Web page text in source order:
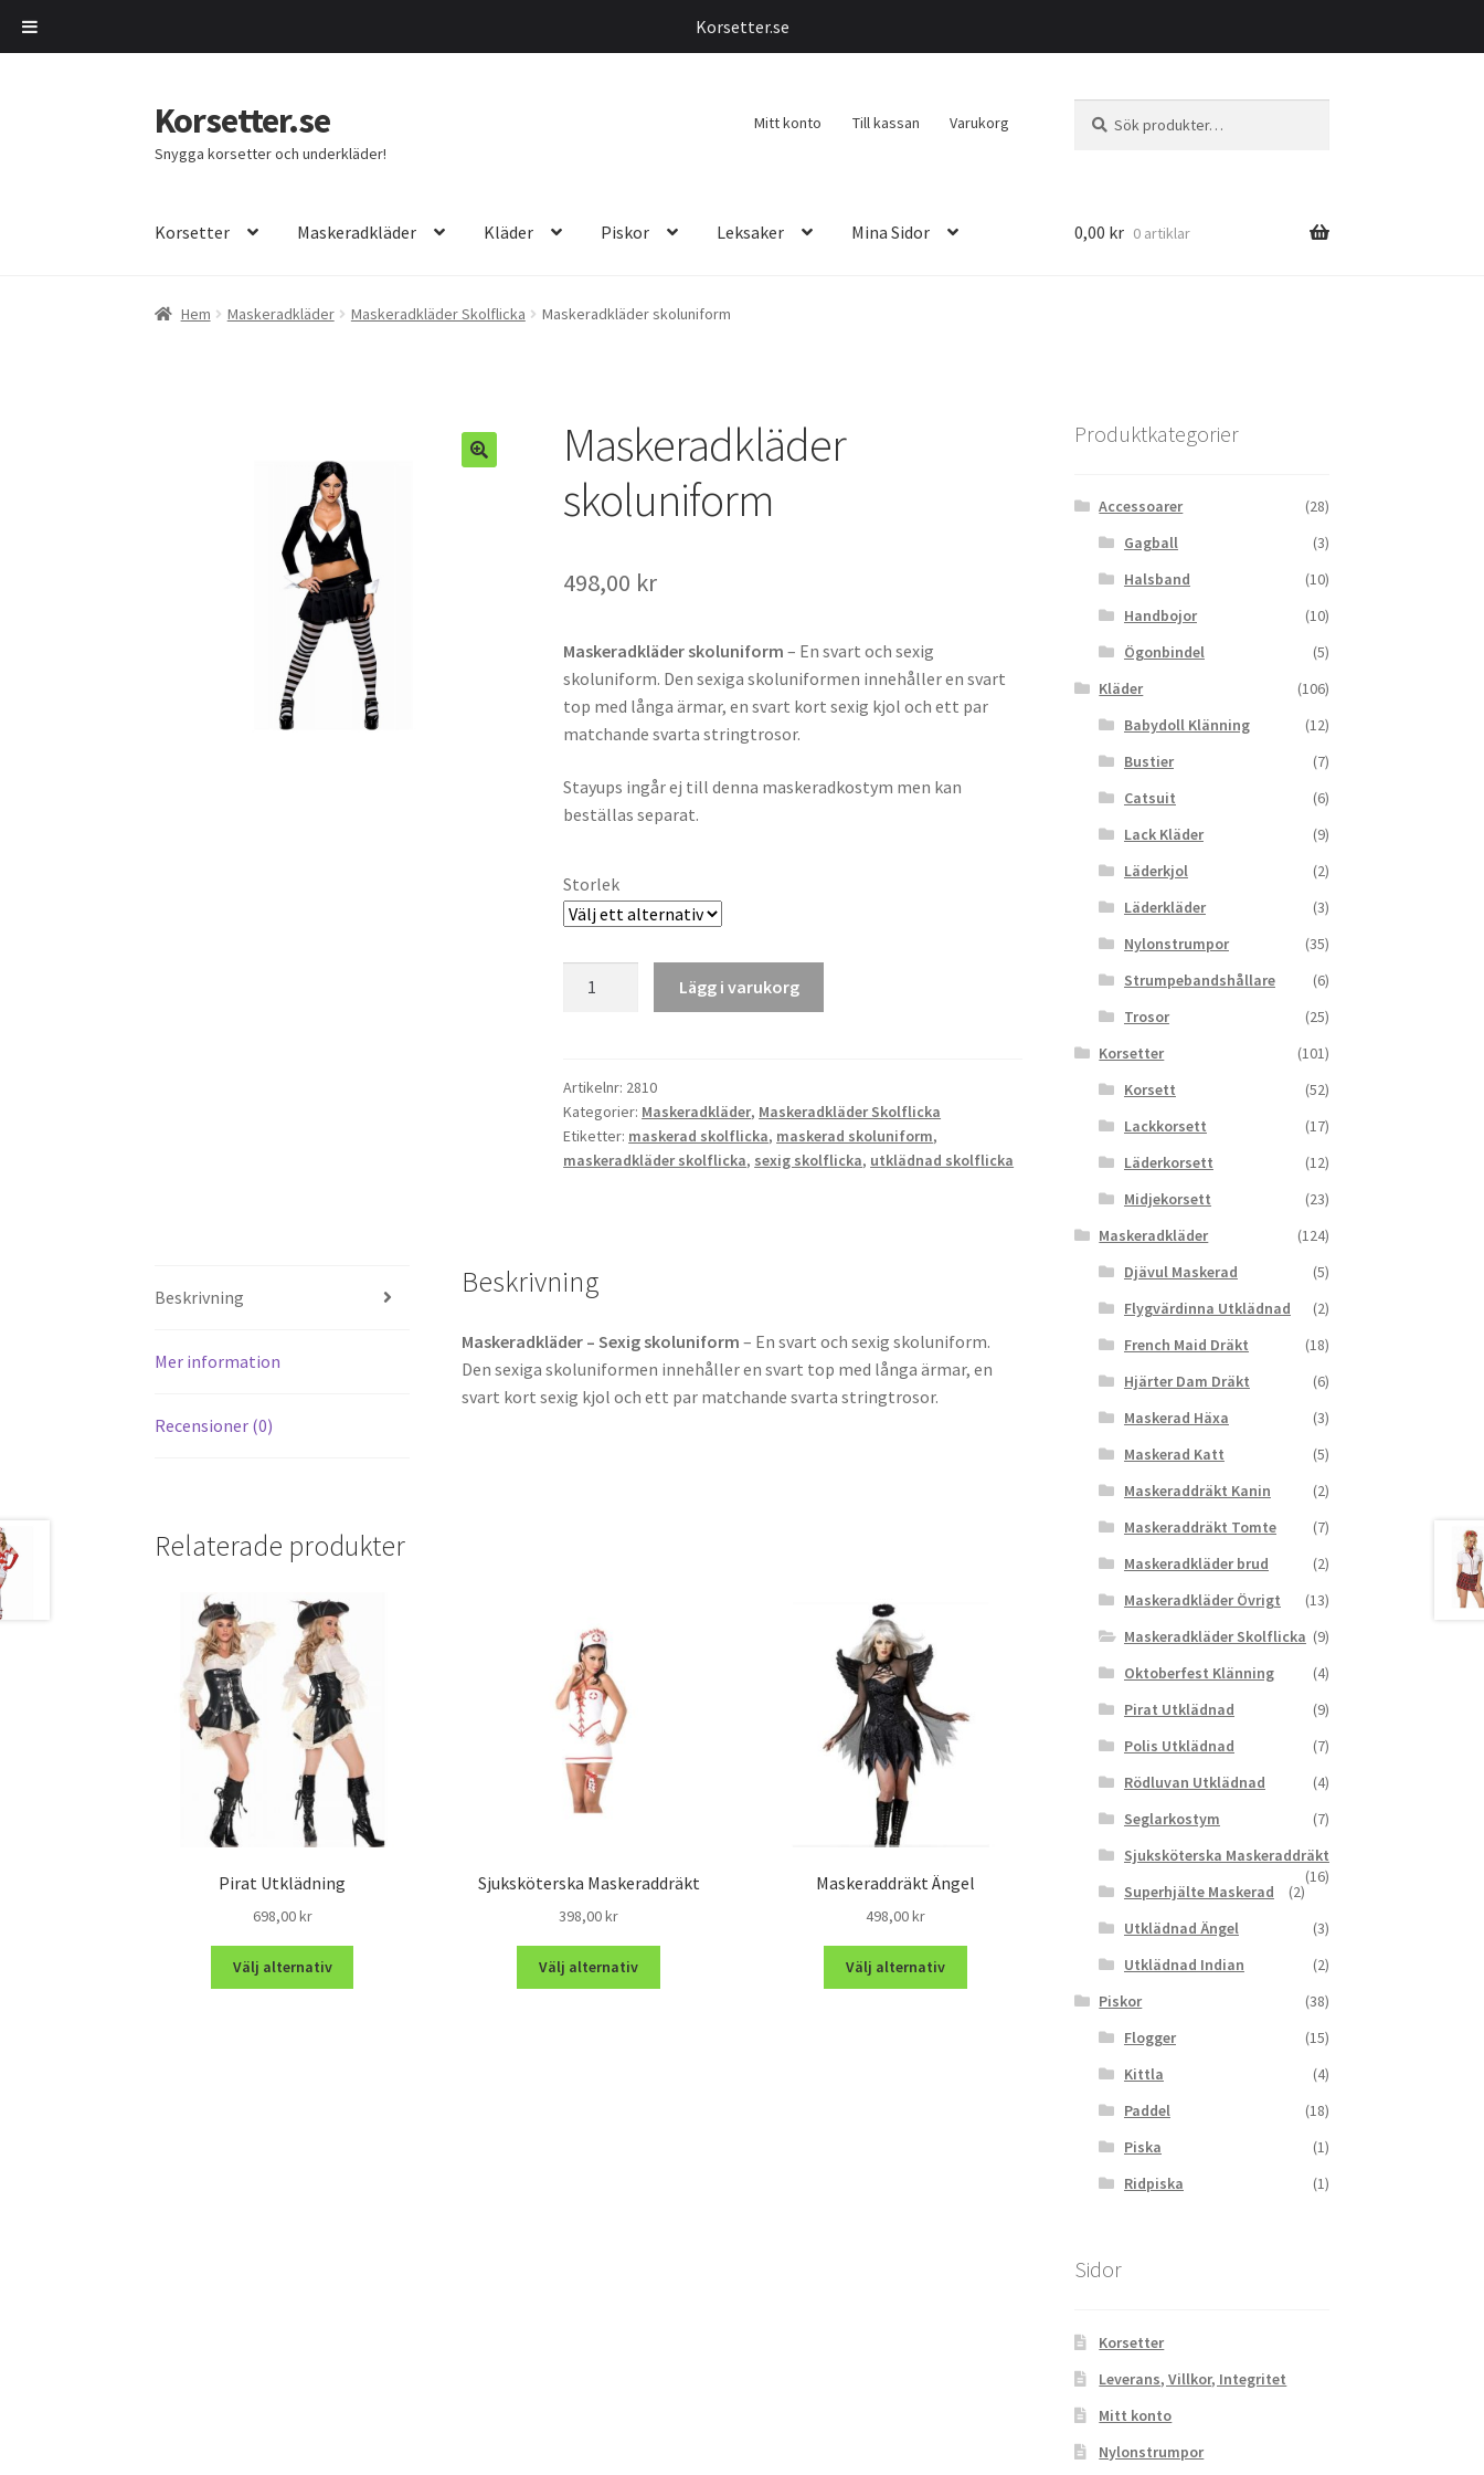
Hoppa
till
navigering
Hoppa
till
innehåll
Korsetter.se
Snygga korsetter och underkläder!
Mitt konto Till kassan Varukorg
efter:
Korsetter Maskeradkläder Kläder Piskor Leksaker Mina Sidor 0,00 kr 0 artiklar
Hem Maskeradkläder Maskeradkläder Skolflicka Maskeradkläder skoluniform
Maskeradkläder
skoluniform
498,00 kr
Maskeradkläder skoluniform – En svart och sexig
skoluniform. Den sexiga skoluniformen innehåller en svart
top med långa ärmar, en svart kort sexig kjol och ett par
matchande svarta stringtrosor.
Stayups ingår ej till denna maskeradkostym men kan
beställas separat.
Storlek
Lägg i varukorg
Artikelnr: 2810
Kategorier: Maskeradkläder, Maskeradkläder Skolflicka
Etiketter: maskerad skolflicka, maskerad skoluniform,
maskeradkläder skolflicka, sexig skolflicka, utklädnad skolflicka
Beskrivning
Mer information
Recensioner (0)
Beskrivning
Maskeradkläder – Sexig skoluniform – En svart och sexig skoluniform.
Den sexiga skoluniformen innehåller en svart top med långa ärmar, en
svart kort sexig kjol och ett par matchande svarta stringtrosor.
Relaterade produkter
Pirat Utklädning
698,00kr
Välj alternativ
Sjuksköterska Maskeraddräkt
398,00kr
Välj alternativ
Maskeraddräkt Ängel
498,00kr
Välj alternativ
Produktkategorier
Accessoarer
(28)
Gagball
(3)
Halsband
(10)
Handbojor
(10)
Ögonbindel
(5)
Kläder
(106)
Babydoll Klänning
(12)
Bustier
(7)
Catsuit
(6)
Lack Kläder
(9)
Läderkjol
(2)
Läderkläder
(3)
Nylonstrumpor
(35)
Strumpebandshållare
(6)
Trosor
(25)
Korsetter
(101)
Korsett
(52)
Lackkorsett
(17)
Läderkorsett
(12)
Midjekorsett
(23)
Maskeradkläder
(124)
Djävul Maskerad
(5)
Flygvärdinna Utklädnad
(2)
French Maid Dräkt
(18)
Hjärter Dam Dräkt
(6)
Maskerad Häxa
(3)
Maskerad Katt
(5)
Maskeraddräkt Kanin
(2)
Maskeraddräkt Tomte
(7)
Maskeradkläder brud
(2)
Maskeradkläder Övrigt
(13)
Maskeradkläder Skolflicka (9)
Oktoberfest Klänning
(4)
Pirat Utklädnad
(9)
Polis Utklädnad
(7)
Rödluvan Utklädnad
(4)
Seglarkostym
(7)
Sjuksköterska Maskeraddräkt
(16)
Superhjälte Maskerad
(2)
Utklädnad Ängel
(3)
Utklädnad Indian
(2)
Piskor
(38)
Flogger
(15)
Kittla
(4)
Paddel
(18)
Piska
(1)
Ridpiska
(1)
Sidor
Korsetter
Leverans, Villkor, Integritet
Mitt konto
Nylonstrumpor
Korsetter.se